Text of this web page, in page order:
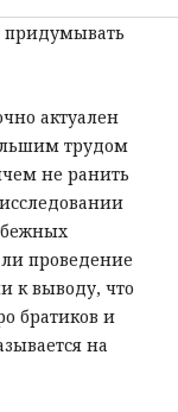
придумывать
актуален
трудом
не ранить
проведение
к выводу, что
братиков и
на